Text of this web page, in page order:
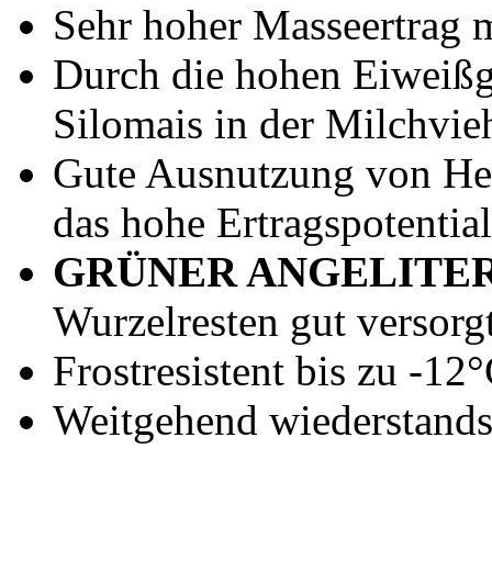
Sehr hoher Masseertrag
Durch die hohen
Silomais in der
Gute Ausnutzung von
das hohe Ertragspotential
GRÜNER
Wurzelresten gut
Frostresistent bis zu -
Weitgehend